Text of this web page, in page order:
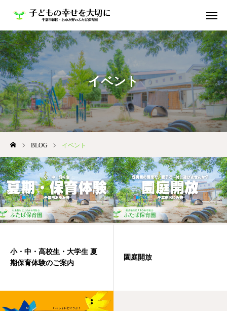
イベント
BLOG イベント
小・中・高校生・大学生 夏
期保育体験のご案内
園庭開放
HOME
お知らせ
ふたば保育園の魅力
よくある質問｜FAQ
採用について
Youtube
よつば保育園
ちいさなおうちふたば